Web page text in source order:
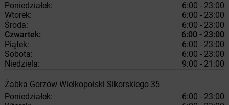
Poniedziałek:
6:00 - 23:00
Wtorek:
6:00 - 23:00
Środa:
6:00 - 23:00
Czwartek:
6:00 - 23:00
Piątek:
6:00 - 23:00
Sobota:
6:00 - 23:00
Niedziela:
9:00 - 21:00
Żabka Gorzów Wielkopolski Sikorskiego 35
Poniedziałek:
6:00 - 23:00